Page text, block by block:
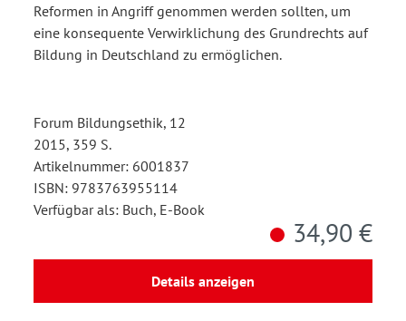
Reformen in Angriff genommen werden sollten, um
eine konsequente Verwirklichung des Grundrechts auf
Bildung in Deutschland zu ermöglichen.
Forum Bildungsethik, 12
2015, 359 S.
Artikelnummer: 6001837
ISBN: 9783763955114
Verfügbar als: Buch, E-Book
34,90 €
Details anzeigen